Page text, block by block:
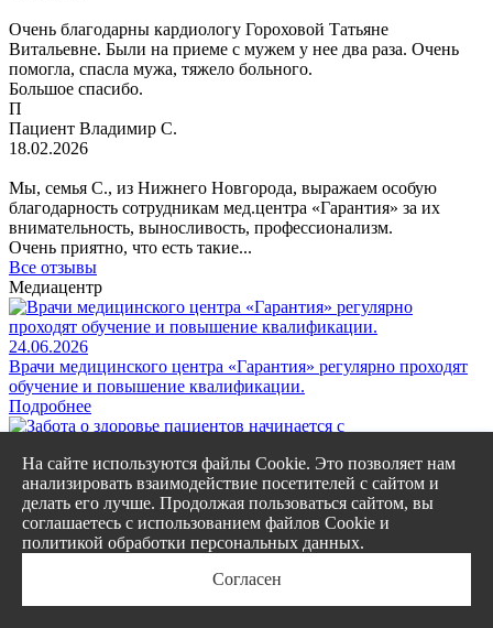
Очень благодарны кардиологу Гороховой Татьяне
Витальевне. Были на приеме с мужем у нее два раза. Очень
помогла, спасла мужа, тяжело больного.
Большое спасибо.
П
Пациент Владимир С.
18.02.2026
Мы, семья С., из Нижнего Новгорода, выражаем особую
благодарность сотрудникам мед.центра «Гарантия» за их
внимательность, выносливость, профессионализм.
Очень приятно, что есть такие...
Все отзывы
Медиацентр
24.06.2026
Врачи медицинского центра «Гарантия» регулярно проходят
обучение и повышение квалификации.
Подробнее
01.06.2026
Забота о здоровье пациентов начинается с профессионализма
персонала
Врачи ЦСМТ «Гарантия» совершенствуют свои
профессиональные навыки. Это позволяет применять
Подробнее
На сайте используются файлы Cookie. Это позволяет нам
анализировать взаимодействие посетителей с сайтом и
делать его лучше. Продолжая пользоваться сайтом, вы
соглашаетесь с использованием файлов Cookie и
политикой обработки персональных данных.
Согласен